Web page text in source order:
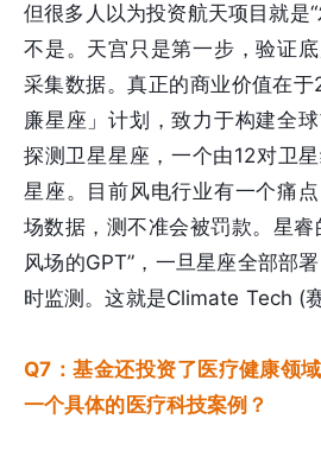
但很多人以为投资航天项目就是
不是。天宫只是第一步，验证
采集数据。真正的商业价值在
廉星座」计划，致力于构建全
探测卫星星座，一个由12对卫
星座。目前风电行业有一个痛
场数据，测不准会被罚款。星睿
风场的GPT”，一旦星座全部部
时监测。这就是Climate Tech (
Q7：基金还投资了医疗健康领
一个具体的医疗科技案例？